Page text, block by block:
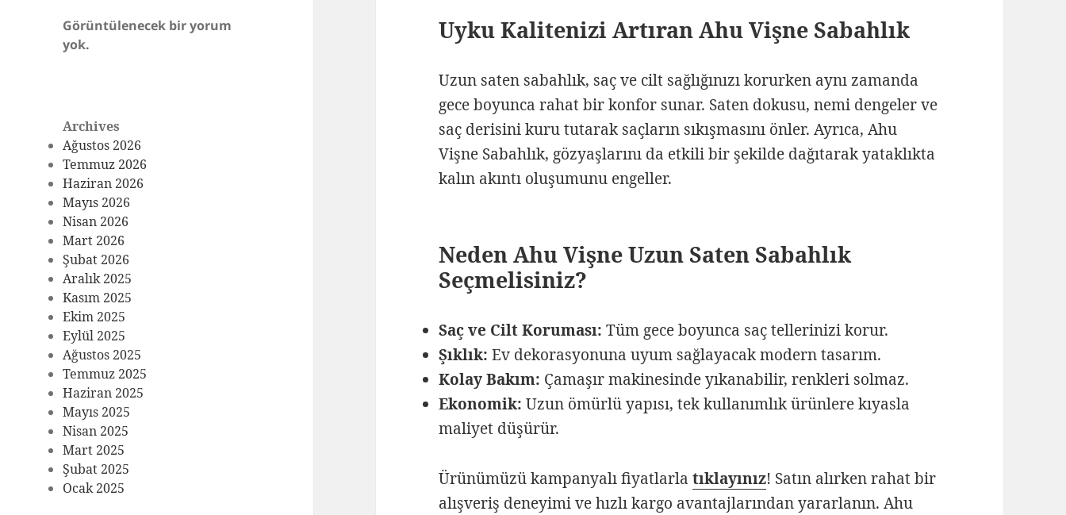
Görüntülenecek bir yorum
yok.
Archives
Ağustos 2026
Temmuz 2026
Haziran 2026
Mayıs 2026
Nisan 2026
Mart 2026
Şubat 2026
Aralık 2025
Kasım 2025
Ekim 2025
Eylül 2025
Ağustos 2025
Temmuz 2025
Haziran 2025
Mayıs 2025
Nisan 2025
Mart 2025
Şubat 2025
Ocak 2025
Uyku Kalitenizi Artıran Ahu Vişne Sabahlık
Uzun saten sabahlık, saç ve cilt sağlığınızı korurken aynı zamanda
gece boyunca rahat bir konfor sunar. Saten dokusu, nemi dengeler ve
saç derisini kuru tutarak saçların sıkışmasını önler. Ayrıca, Ahu
Vişne Sabahlık, gözyaşlarını da etkili bir şekilde dağıtarak yataklıkta
kalın akıntı oluşumunu engeller.
Neden Ahu Vişne Uzun Saten Sabahlık
Seçmelisiniz?
Saç ve Cilt Koruması: Tüm gece boyunca saç tellerinizi korur.
Şıklık: Ev dekorasyonuna uyum sağlayacak modern tasarım.
Kolay Bakım: Çamaşır makinesinde yıkanabilir, renkleri solmaz.
Ekonomik: Uzun ömürlü yapısı, tek kullanımlık ürünlere kıyasla
maliyet düşürür.
Ürünümüzü kampanyalı fiyatlarlatıklayınız! Satın alırken rahat bir
alışveriş deneyimi ve hızlı kargo avantajlarından yararlanın. Ahu